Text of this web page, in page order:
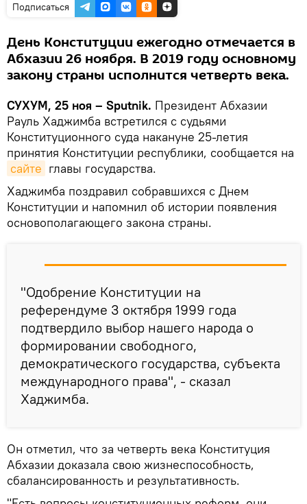
Подписаться
День Конституции ежегодно отмечается в
Абхазии 26 ноября. В 2019 году основному
закону страны исполнится четверть века.
СУХУМ, 25 ноя – Sputnik. Президент Абхазии
Рауль Хаджимба встретился с судьями
Конституционного суда накануне 25-летия
принятия Конституции республики, сообщается на
сайте главы государства.
Хаджимба поздравил собравшихся с Днем
Конституции и напомнил об истории появления
основополагающего закона страны.
"Одобрение Конституции на
референдуме 3 октября 1999 года
подтвердило выбор нашего народа о
формировании свободного,
демократического государства, субъекта
международного права", - сказал
Хаджимба.
Он отметил, что за четверть века Конституция
Абхазии доказала свою жизнеспособность,
сбалансированность и результативность.